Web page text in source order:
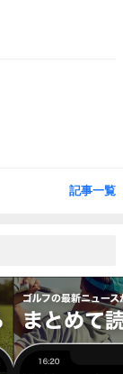
記事一覧